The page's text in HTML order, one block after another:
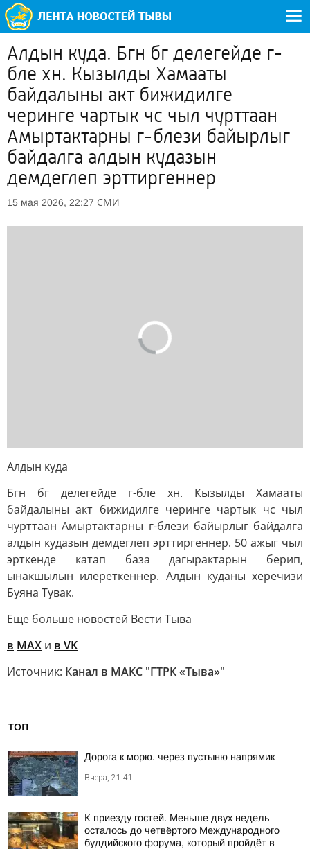
Алдын куда. Бгн бг делегейде г-
бле хн. Кызылды Хамааты
байдалыны акт бижидилге
черинге чартык чс чыл чурттаан
Амыртактарны г-блези байырлыг
байдалга алдын кудазын
демдеглеп эрттиргеннер
15 мая 2026, 22:27 СМИ
Алдын куда
Бгн бг делегейде г-бле хн. Кызылды Хамааты
байдалыны акт бижидилге черинге чартык чс чыл
чурттаан Амыртактарны г-блези байырлыг байдалга
алдын кудазын демдеглеп эрттиргеннер. 50 ажыг чыл
эрткенде катап база дагырактарын берип,
ынакшылын илереткеннер. Алдын куданы херечизи
Буяна Тувак.
Еще больше новостей Вести Тыва
в MAX и в VK
Источник: Канал в МАКС "ГТРК «Тыва»"
ТОП
Дорога к морю. через пустыню напрямик
Вчера, 21:41
К приезду гостей. Меньше двух недель
осталось до четвёртого Международного
буддийского форума, который пройдёт в